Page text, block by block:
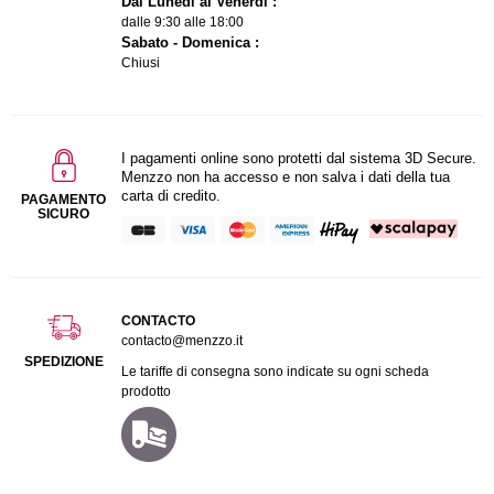
dalle 9:30 alle 18:00
Sabato - Domenica :
Chiusi
PAGAMENTO
SICURO
I pagamenti online sono protetti dal sistema 3D Secure.
Menzzo non ha accesso e non salva i dati della tua
carta di credito.
SPEDIZIONE
CONTACTO
contacto@menzzo.it
Le tariffe di consegna sono indicate su ogni scheda
prodotto